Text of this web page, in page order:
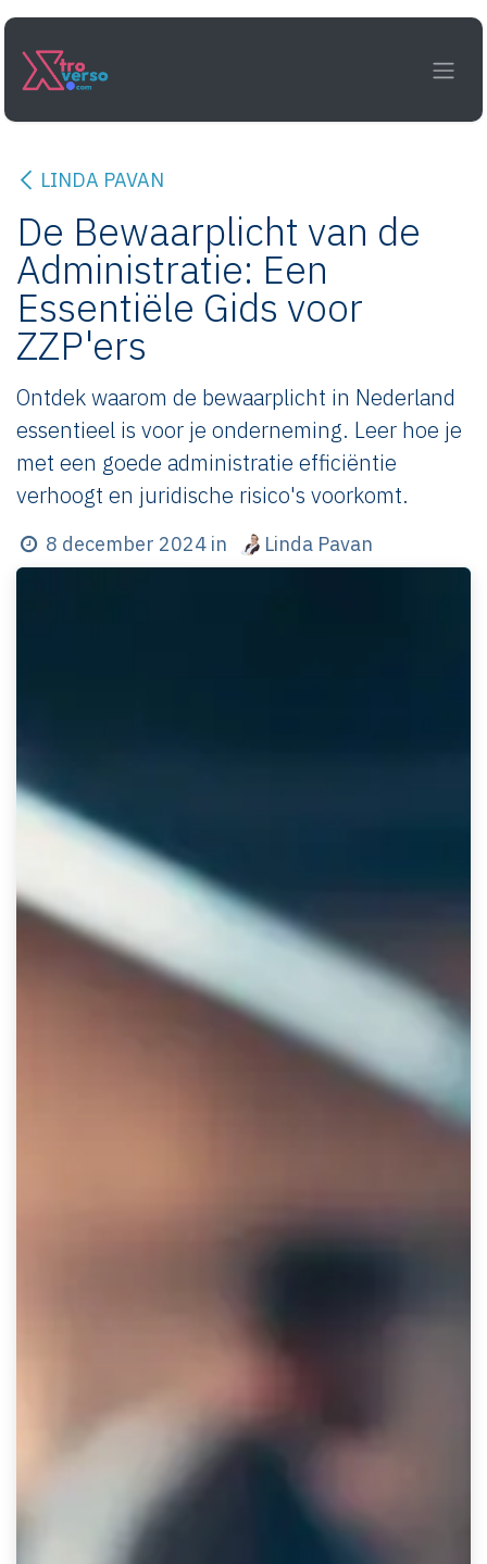
Overslaan naar inhoud
LINDA PAVAN
De Bewaarplicht van de
Administratie: Een
Essentiële Gids voor
ZZP'ers
Ontdek waarom de bewaarplicht in Nederland
essentieel is voor je onderneming. Leer hoe je
met een goede administratie efficiëntie
verhoogt en juridische risico's voorkomt.
8 december 2024 in Linda Pavan